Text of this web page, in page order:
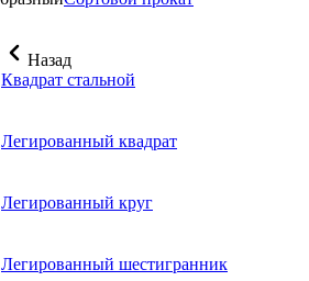
Назад
Квадрат стальной
Легированный квадрат
Легированный круг
Легированный шестигранник